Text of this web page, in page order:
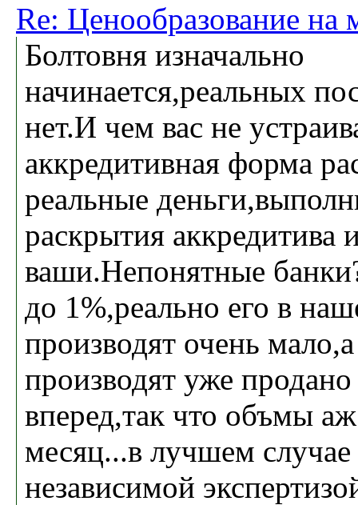
Re: Ценообразование на
Болтовня изначально
начинается,реальных
нет.И чем вас не
аккредитивная форма
реальные
раскрытия аккредитива
ваши.Непонятные
до 1%,реально его в
производят очень
производят уже продано
вперед,так что объмы
месяц...в лучшем случае
независимой